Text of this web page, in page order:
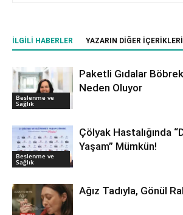
İLGILI HABERLER YAZARIN DIĞER İÇERIKLERI
Beslenme ve
Sağlık
Paketli Gıdalar Böbrek
Neden Oluyor
Beslenme ve
Sağlık
Çölyak Hastalığında
Yaşam” Mümkün!
Ağız Tadıyla, Gönül